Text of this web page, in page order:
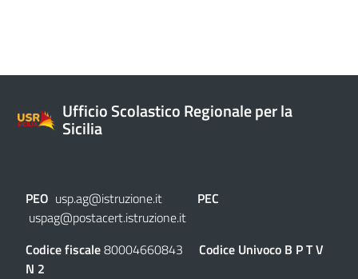
Ufficio Scolastico Regionale per la
Sicilia
PEO usp.ag@istruzione.it
PEC
uspag@postacert.istruzione.it
Codice fiscale80004660843 Codice Univoco B P T V
N 2